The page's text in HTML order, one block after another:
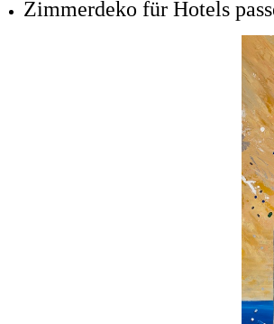
Zimmerdeko für Hotels